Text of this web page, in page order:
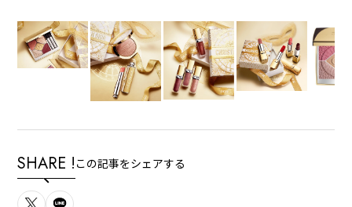
SHARE ! この記事をシェアする